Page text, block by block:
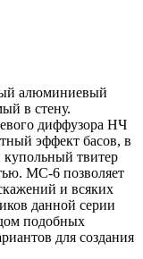
алюминиевый
в стену.
диффузора НЧ
эффект басов, в
твитер
MC-6 позволяет
и всяких
данной серии
подобных
для создания